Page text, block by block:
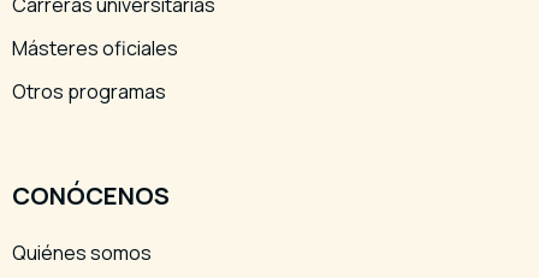
Másteres oficiales
Otros programas
CONÓCENOS
Quiénes somos